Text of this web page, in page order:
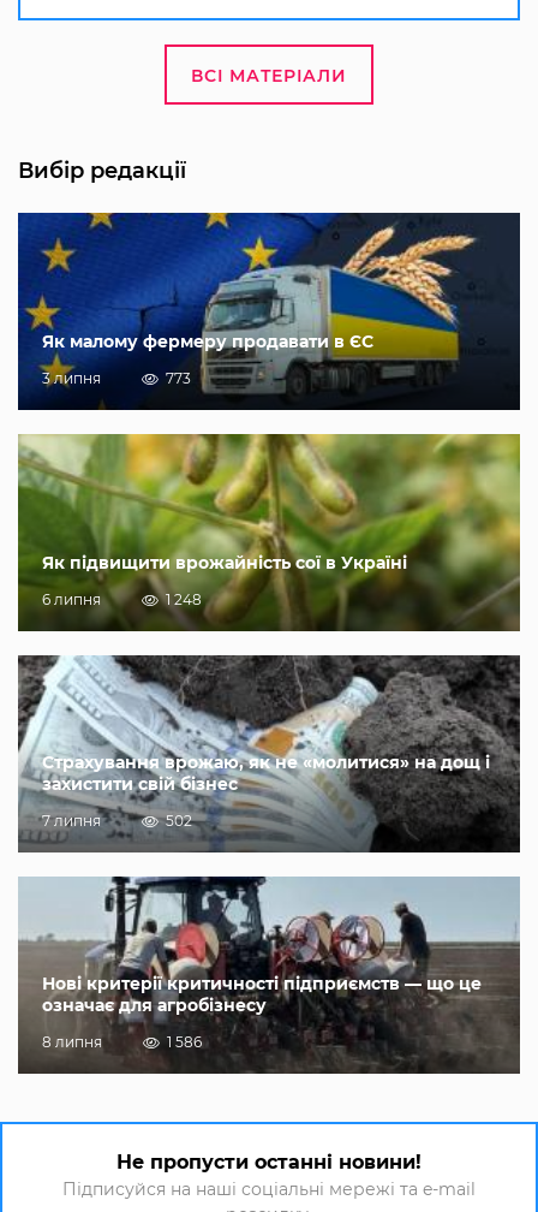
ВСІ МАТЕРІАЛИ
Вибір редакції
Як малому фермеру продавати в ЄС
3 липня 773
Як підвищити врожайність сої в Україні
6 липня 1 248
Страхування врожаю, як не «молитися» на дощ і
захистити свій бізнес
7 липня 502
Нові критерії критичності підприємств — що це
означає для агробізнесу
8 липня 1 586
Не пропусти останні новини!
Підписуйся на наші соціальні мережі та e-mail